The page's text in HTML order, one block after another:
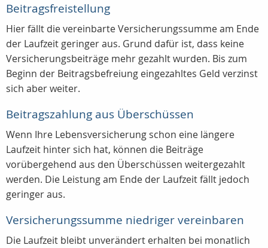
Beitragsfreistellung
Hier fällt die vereinbarte Versicherungssumme am Ende
der Laufzeit geringer aus. Grund dafür ist, dass keine
Versicherungsbeiträge mehr gezahlt wurden. Bis zum
Beginn der Beitragsbefreiung eingezahltes Geld verzinst
sich aber weiter.
Beitragszahlung aus Überschüssen
Wenn Ihre Lebensversicherung schon eine längere
Laufzeit hinter sich hat, können die Beiträge
vorübergehend aus den Überschüssen weitergezahlt
werden. Die Leistung am Ende der Laufzeit fällt jedoch
geringer aus.
Versicherungssumme niedriger vereinbaren
Die Laufzeit bleibt unverändert erhalten bei monatlich